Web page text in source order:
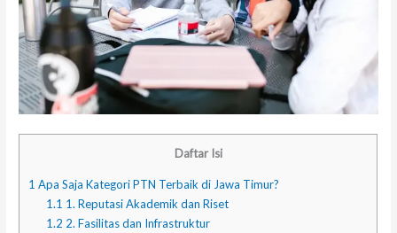
Daftar Isi
1 Apa Saja Kategori PTN Terbaik di Jawa Timur?
1.1 1. Reputasi Akademik dan Riset
1.2 2. Fasilitas dan Infrastruktur